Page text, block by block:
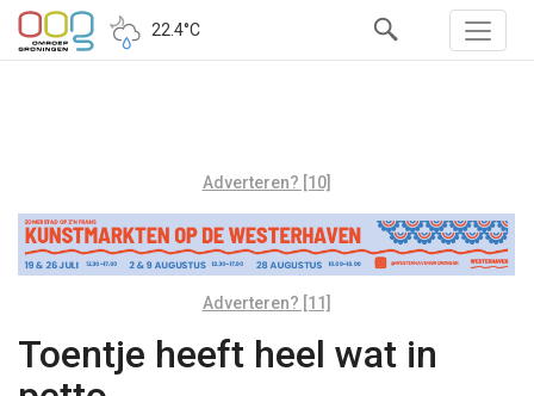
22.4°C
Adverteren? [10]
Adverteren? [11]
Toentje heeft heel wat in